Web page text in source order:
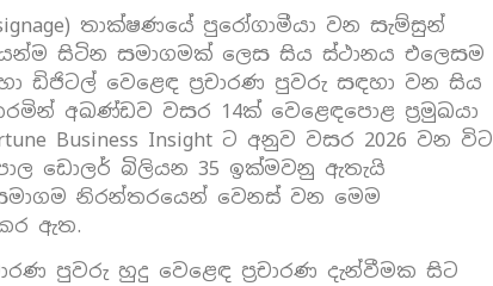
තාක්ෂණයේ පුරෝගාමීයා වන සැම්සුන්
සිටින සමාගමක් ලෙස සිය ස්ථානය එලෙසම
ඩිජිටල් වෙළෙඳ ප‍්‍රචාරණ පුවරු සඳහා වන සිය
අඛණ්ඩව වසර 14ක් වෙළෙඳපොළ ප‍්‍රමුඛයා
Business Insight ට අනුව වසර 2026 වන විට
ඩොලර් බිලියන 35 ඉක්මවනු ඇතැයි
නිරන්තරයෙන් වෙනස් වන මෙම
ඇත.
පුවරු හුදු වෙළෙඳ ප‍්‍රචාරණ දැන්වීමක සිට